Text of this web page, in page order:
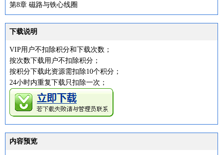
第8章 磁路与铁心线圈
下载说明
VIP用户不扣除积分和下载次数；
按次数下载用户不扣除积分；
按积分下载此资源需扣除10个积分；
24小时内重复下载只扣除一次；
内容预览